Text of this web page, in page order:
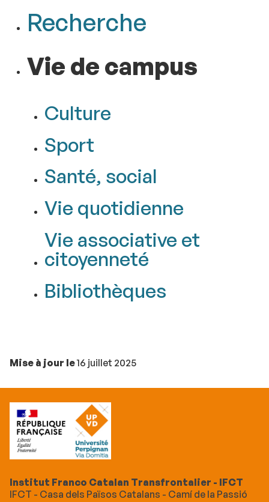
Recherche
Vie de campus
Culture
Sport
Santé, social
Vie quotidienne
Vie associative et
citoyenneté
Bibliothèques
Mise à jour le16 juillet 2025
Institut Franco Catalan Transfrontalier - IFCT
IFCT - Casa dels Països Catalans - Camí de la Passió